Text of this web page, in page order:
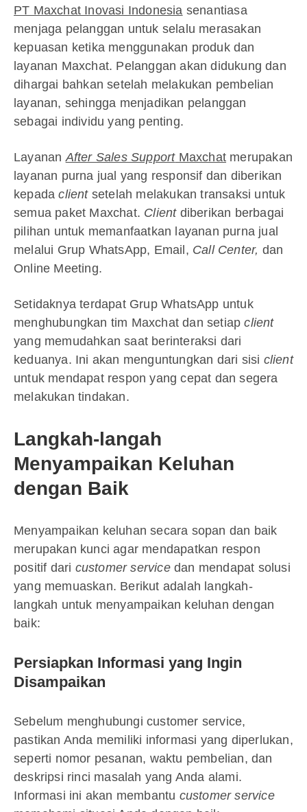
PT Maxchat Inovasi Indonesia senantiasa
menjaga pelanggan untuk selalu merasakan
kepuasan ketika menggunakan produk dan
layanan Maxchat. Pelanggan akan didukung dan
dihargai bahkan setelah melakukan pembelian
layanan, sehingga menjadikan pelanggan
sebagai individu yang penting.
LayananAfter Sales SupportMaxchat merupakan
layanan purna jual yang responsif dan diberikan
kepadaclientsetelah melakukan transaksi untuk
semua paket Maxchat. Client diberikan berbagai
pilihan untuk memanfaatkan layanan purna jual
melalui Grup WhatsApp, Email, Call Center, dan
Online Meeting.
Setidaknya terdapat Grup WhatsApp untuk
menghubungkan tim Maxchat dan setiapclient
yang memudahkan saat berinteraksi dari
keduanya. Ini akan menguntungkan dari sisi client
untuk mendapat respon yang cepat dan segera
melakukan tindakan.
Langkah-langah
Menyampaikan Keluhan
dengan Baik
Menyampaikan keluhan secara sopan dan baik
merupakan kunci agar mendapatkan respon
positif dari customer servicedan mendapat solusi
yang memuaskan. Berikut adalah langkah-
langkah untuk menyampaikan keluhan dengan
baik:
Persiapkan Informasi yang Ingin
Disampaikan
Sebelum menghubungi customer service,
pastikan Anda memiliki informasi yang diperlukan,
seperti nomor pesanan, waktu pembelian, dan
deskripsi rinci masalah yang Anda alami.
Informasi ini akan membantu customer service